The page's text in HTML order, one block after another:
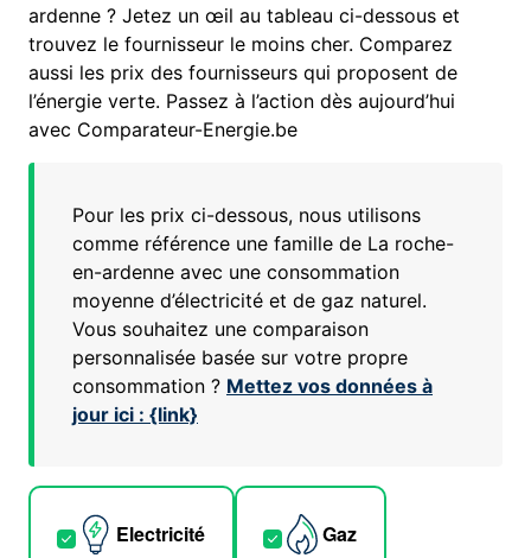
ardenne ? Jetez un œil au tableau ci-dessous et
trouvez le fournisseur le moins cher. Comparez
aussi les prix des fournisseurs qui proposent de
l’énergie verte. Passez à l’action dès aujourd’hui
avec Comparateur-Energie.be
Pour les prix ci-dessous, nous utilisons
comme référence une famille de La roche-
en-ardenne avec une consommation
moyenne d’électricité et de gaz naturel.
Vous souhaitez une comparaison
personnalisée basée sur votre propre
consommation ? Mettez vos données à
jour ici : {link}
Electricité Gaz